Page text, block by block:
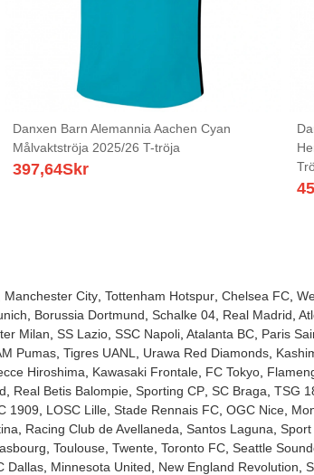
Danxen Barn Alemannia Aachen Cyan
Målvaktströja 2025/26 T-tröja
397,64Skr
Manchester City Tottenham Hotspur Chelsea FC
Borussia Dortmund Schalke 04 Real Madrid
Milan SS Lazio SSC Napoli Atalanta BC Paris
Pumas Tigres UANL Urawa Red Diamonds
Hiroshima Kawasaki Frontale FC Tokyo
Real Betis Balompie Sporting CP SC Braga TSG
1909 LOSC Lille Stade Rennais FC OGC Nice
Racing Club de Avellaneda Santos Laguna
Toulouse Twente Toronto FC Seattle
Dallas Minnesota United New England Revolution